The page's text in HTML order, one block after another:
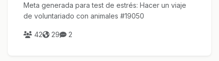
Meta generada para test de estrés: Hacer un viaje
de voluntariado con animales #19050
42 29 2